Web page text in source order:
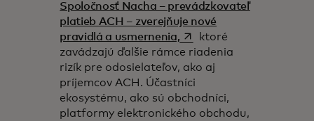
Spoločnosť Nacha – prevádzkovateľ
platieb ACH – zverejňuje nové
pravidlá a usmernenia, opens in a new tab
ktoré
zavádzajú ďalšie rámce riadenia
rizík pre odosielateľov, ako aj
príjemcov ACH. Účastníci
ekosystému, ako sú obchodníci,
platformy elektronického obchodu,